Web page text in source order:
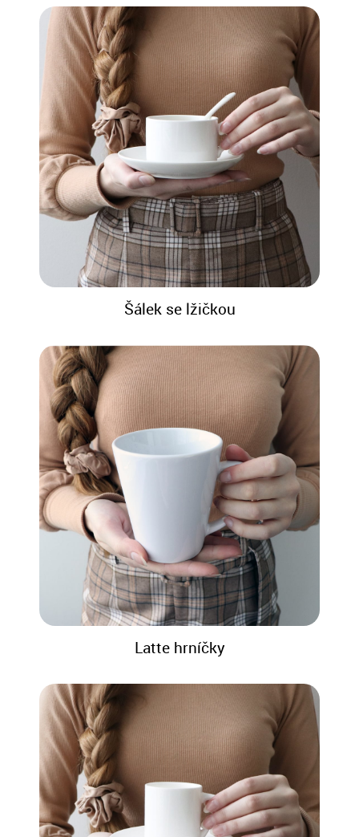
Šálek se lžičkou
Latte hrníčky